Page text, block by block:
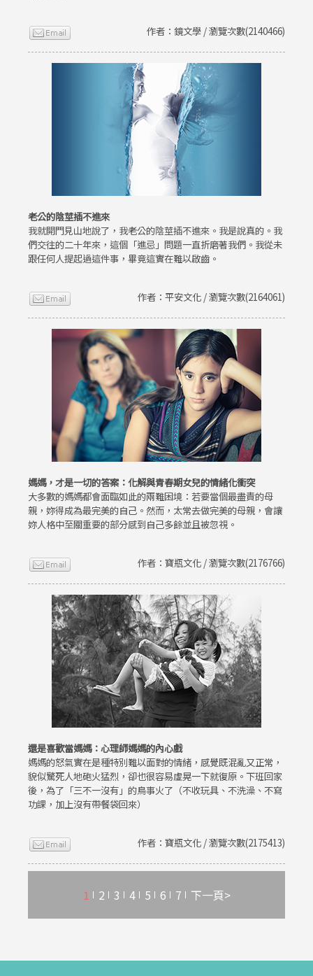
作者：鏡文學 / 瀏覽次數(2140466)
老公的陰莖插不進來
我就開門見山地說了，我老公的陰莖插不進來。我是說真的。我
們交往的二十年來，這個「進忌」問題一直折磨著我們。我從未
跟任何人提起過這件事，畢竟這實在難以啟齒。
作者：平安文化 / 瀏覽次數(2164061)
媽媽，才是一切的答案：化解與青春期女兒的情緒化衝突
大多數的媽媽都會面臨如此的兩難困境：若要當個最盡責的母
親，妳得成為最完美的自己。然而，太常去做完美的母親，會讓
妳人格中至關重要的部分感到自己多餘並且被忽視。
作者：寶瓶文化 / 瀏覽次數(2176766)
還是喜歡當媽媽：心理師媽媽的內心戲
媽媽的怒氣實在是種特別難以面對的情緒，感覺既混亂又正常，
貌似驚死人地砲火猛烈，卻也很容易虛晃一下就復原。下班回家
後，為了「三不一沒有」的鳥事火了（不收玩具、不洗澡、不寫
功課，加上沒有帶餐袋回來）
作者：寶瓶文化 / 瀏覽次數(2175413)
1 2 3 4 5 6 7 下一頁>